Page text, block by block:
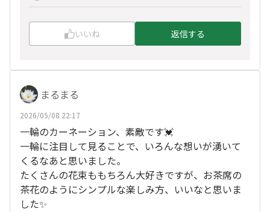
いいね 返信する
まるまる
2026/05/08 22:17
一輪のカーネーション、素敵です💓
一輪に注目して見ることで、いろんな想いが湧いて
くるなあと思いました。
たくさんの花束ももちろん大好きですが、お茶席の
茶花のようにシンプルな楽しみ方、いいなと思いま
した✨